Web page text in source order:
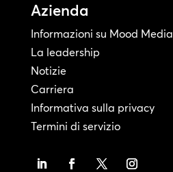
Azienda
Informazioni su Mood Media
La leadership
Notizie
Carriera
Informativa sulla privacy
Termini di servizio